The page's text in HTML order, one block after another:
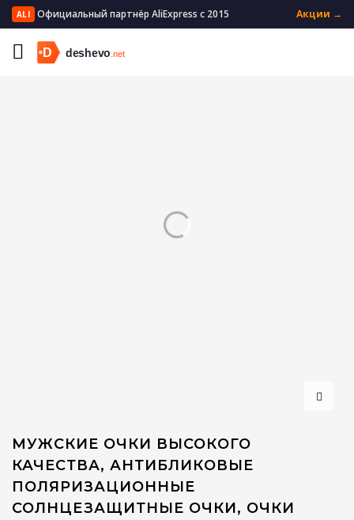
ALI Официальный партнёр AliExpress с 2015 Акции →
МУЖСКИЕ ОЧКИ ВЫСОКОГО
КАЧЕСТВА, АНТИБЛИКОВЫЕ
ПОЛЯРИЗАЦИОННЫЕ
СОЛНЦЕЗАЩИТНЫЕ ОЧКИ, ОЧКИ